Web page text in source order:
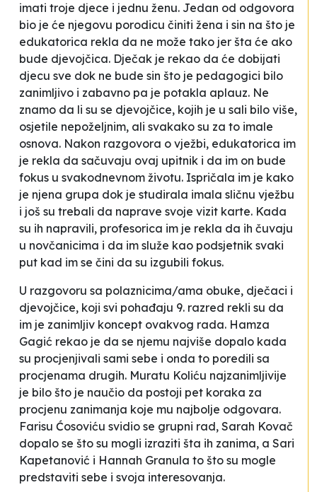
imati troje djece i jednu ženu. Jedan od odgovora
bio je će njegovu porodicu činiti žena i sin na što je
edukatorica rekla da ne može tako jer šta će ako
bude djevojčica. Dječak je rekao da će dobijati
djecu sve dok ne bude sin što je pedagogici bilo
zanimljivo i zabavno pa je potakla aplauz. Ne
znamo da li su se djevojčice, kojih je u sali bilo više,
osjetile nepoželjnim, ali svakako su za to imale
osnova. Nakon razgovora o vježbi, edukatorica im
je rekla da sačuvaju ovaj upitnik i da im on bude
fokus u svakodnevnom životu. Ispričala im je kako
je njena grupa dok je studirala imala sličnu vježbu
i još su trebali da naprave svoje vizit karte. Kada
su ih napravili, profesorica im je rekla da ih čuvaju
u novčanicima i da im služe kao podsjetnik svaki
put kad im se čini da su izgubili fokus.
U razgovoru sa polaznicima/ama obuke, dječaci i
djevojčice, koji svi pohađaju 9. razred rekli su da
im je zanimljiv koncept ovakvog rada. Hamza
Gagić rekao je da se njemu najviše dopalo kada
su procjenjivali sami sebe i onda to poredili sa
procjenama drugih. Muratu Koliću najzanimljivije
je bilo što je naučio da postoji pet koraka za
procjenu zanimanja koje mu najbolje odgovara.
Farisu Ćosoviću svidio se grupni rad, Sarah Kovač
dopalo se što su mogli izraziti šta ih zanima, a Sari
Kapetanović i Hannah Granula to što su mogle
predstaviti sebe i svoja interesovanja.